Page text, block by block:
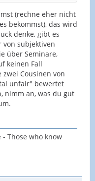
(rechne eher nicht
bekommst), das wird
denke, gibt es
von subjektiven
über Seminare,
keinen Fall
Cousinen von
unfair" bewertet
nimm an, was du gut
Those who know